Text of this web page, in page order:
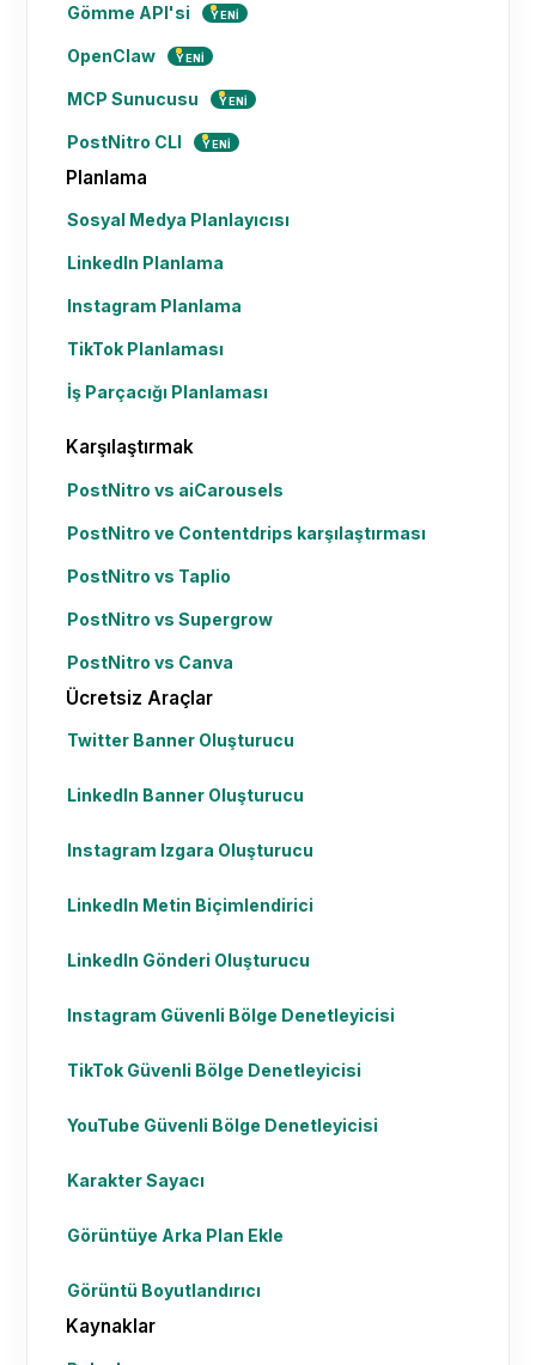
Gömme API'si YENI
OpenClaw YENI
MCP Sunucusu YENI
PostNitro CLI YENI
Planlama
Sosyal Medya Planlayıcısı
LinkedIn Planlama
Instagram Planlama
TikTok Planlaması
İş Parçacığı Planlaması
Karşılaştırmak
PostNitro vs aiCarousels
PostNitro ve Contentdrips karşılaştırması
PostNitro vs Taplio
PostNitro vs Supergrow
PostNitro vs Canva
Ücretsiz Araçlar
Twitter Banner Oluşturucu
LinkedIn Banner Oluşturucu
Instagram Izgara Oluşturucu
LinkedIn Metin Biçimlendirici
LinkedIn Gönderi Oluşturucu
Instagram Güvenli Bölge Denetleyicisi
TikTok Güvenli Bölge Denetleyicisi
YouTube Güvenli Bölge Denetleyicisi
Karakter Sayacı
Görüntüye Arka Plan Ekle
Görüntü Boyutlandırıcı
Kaynaklar